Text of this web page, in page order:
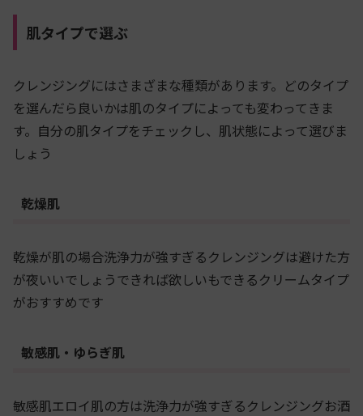
肌タイプで選ぶ
クレンジングにはさまざまな種類があります。どのタイプ
を選んだら良いかは肌のタイプによっても変わってきま
す。自分の肌タイプをチェックし、肌状態によって選びま
しょう
乾燥肌
乾燥が肌の場合洗浄力が強すぎるクレンジングは避けた方
が夜いいでしょうできれば欲しいもできるクリームタイプ
がおすすめです
敏感肌・ゆらぎ肌
敏感肌エロイ肌の方は洗浄力が強すぎるクレンジングお酒